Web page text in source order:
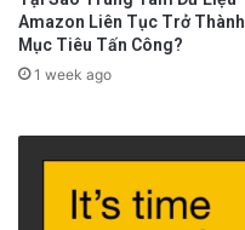
Amazon Liên Tục Trở Thành
Mục Tiêu Tấn Công?
1 week ago